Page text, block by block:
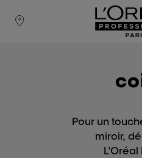
Pour un
miroir,
L'Oréal